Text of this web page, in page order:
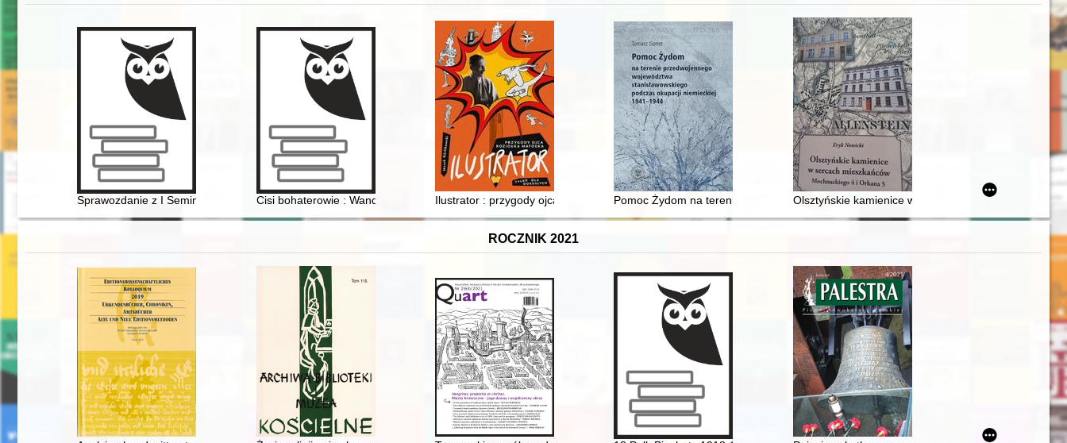
Sprawozdanie z I Seminarium warsztatowego - działania związane z realizacją projektu "Patriotki i obywatelki. Polki w kulturze narodowej i europejskiej" (6-7 czerwca 2025 r.)
Cisi bohaterowie : Wanda i Władysław LisIlustrator : przygody ojca Koziołka Matołka : tylko dla dorosłychPomoc Żydom na terenie przedwojennego województwa stanisławowskiego podczas
Olsztyńskie kamienice w sercach mieszkańców :
ROCZNIK 2021